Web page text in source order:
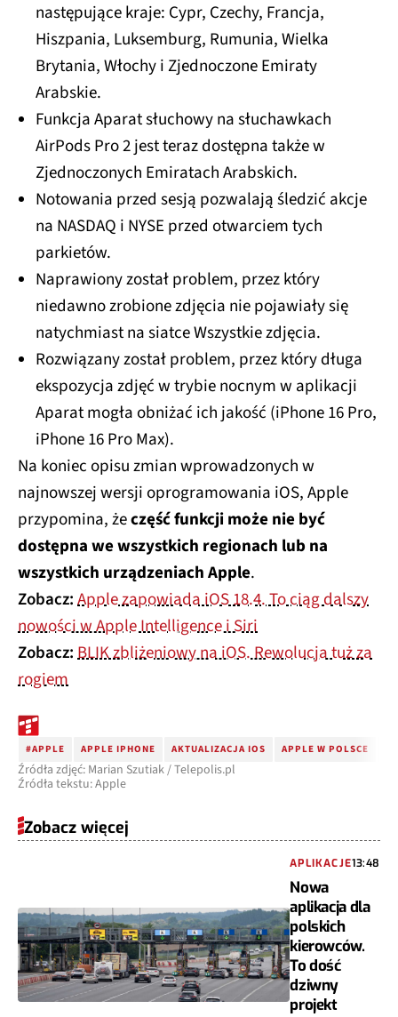
następujące kraje: Cypr, Czechy, Francja,
Hiszpania, Luksemburg, Rumunia, Wielka
Brytania, Włochy i Zjednoczone Emiraty
Arabskie.
Funkcja Aparat słuchowy na słuchawkach
AirPods Pro 2 jest teraz dostępna także w
Zjednoczonych Emiratach Arabskich.
Notowania przed sesją pozwalają śledzić akcje
na NASDAQ i NYSE przed otwarciem tych
parkietów.
Naprawiony został problem, przez który
niedawno zrobione zdjęcia nie pojawiały się
natychmiast na siatce Wszystkie zdjęcia.
Rozwiązany został problem, przez który długa
ekspozycja zdjęć w trybie nocnym w aplikacji
Aparat mogła obniżać ich jakość (iPhone 16 Pro,
iPhone 16 Pro Max).
Na koniec opisu zmian wprowadzonych w
najnowszej wersji oprogramowania iOS, Apple
przypomina, żeczęść funkcji może nie być
dostępna we wszystkich regionach lub na
wszystkich urządzeniach Apple.
Zobacz:Apple zapowiada iOS 18.4. To ciąg dalszy
nowości w Apple Intelligence i Siri
Zobacz:BLIK zbliżeniowy na iOS. Rewolucja tuż za
rogiem
#APPLE APPLE IPHONE AKTUALIZACJA IOS APPLE W POLSCE
Źródła zdjęć: Marian Szutiak / Telepolis.pl
Źródła tekstu: Apple
Zobacz więcej
APLIKACJE13:48
Nowa
aplikacja dla
polskich
kierowców.
To dość
dziwny
projekt